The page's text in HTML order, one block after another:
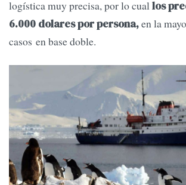
logística muy precisa, por lo cuallos
6.000 dolares por persona,en la
casos en base doble.